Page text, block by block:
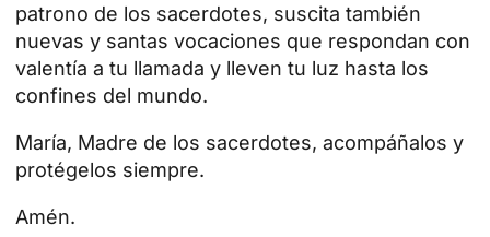
patrono de los sacerdotes, suscita también
nuevas y santas vocaciones que respondan con
valentía a tu llamada y lleven tu luz hasta los
confines del mundo.
María, Madre de los sacerdotes, acompáñalos y
protégelos siempre.
Amén.